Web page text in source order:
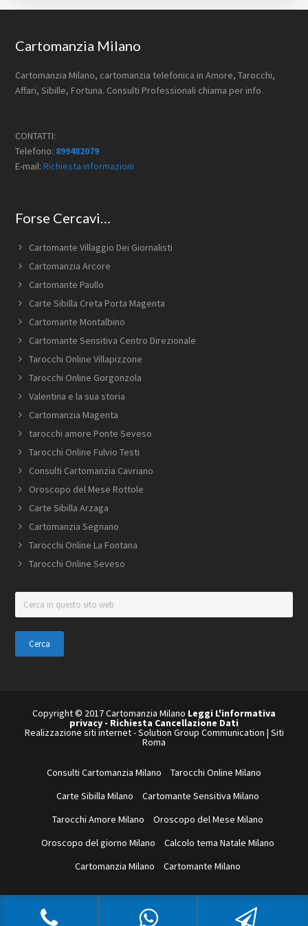
Footer
Cartomanzia Milano
Cartomanzia Milano, cartomanzia telefonica in Amore, Tarocchi,
Affari, Sibille, Fortuna. Consulti Professionali chiama per info.
CONTATTI:
Telefono: 899482079
E-mail:Richiesta informazioni
Forse Cercavi…
Cartomante Villaggio Dei Giornalisti
Cartomanzia Arcore
Cartomante Paullo
Carte Sibilla Creta Porta Magenta
Cartomante Montalbino
Cartomante Sensitiva Centro Direzionale
Tarocchi Online Villapizzone
Tarocchi Online Gorgonzola
Valentina e la sua storia
Cartomanzia Magenta
tarocchi amore Ponte Seveso
Tarocchi Online Fulvio Testi
Consulti Cartomanzia Cavriano
Oroscopo del Mese Rottole
Carte Sibilla Arzaga
Cartomanzia Segnano
Tarocchi Online La Fontana
Tarocchi Online Seveso
Cerca
in
questo
sito
web
Copyright © 2017 Cartomanzia Milano Leggi L'informativa
privacy - Richiesta Cancellazione Dati
Realizzazione siti internet-Solution Group Communication | Siti
Roma
Consulti Cartomanzia Milano
Tarocchi Online Milano
Carte Sibilla Milano
Cartomante Sensitiva Milano
Tarocchi Amore Milano
Oroscopo del Mese Milano
Oroscopo del giorno Milano
Calcolo tema Natale Milano
Cartomanzia Milano
Cartomante Milano